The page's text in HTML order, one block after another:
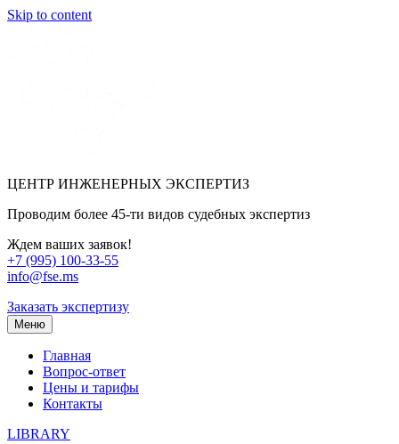
Skip to content
ЦЕНТР ИНЖЕНЕРНЫХ ЭКСПЕРТИЗ
Проводим более 45-ти видов судебных экспертиз
Ждем ваших заявок!
+7 (995) 100-33-55
info@fse.ms
Заказать экспертизу
Меню
Главная
Вопрос-ответ
Цены и тарифы
Контакты
LIBRARY